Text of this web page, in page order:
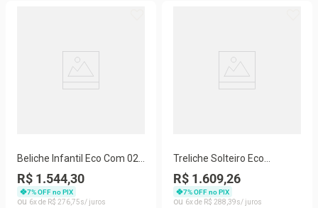
Beliche Infantil Eco Com 02
Gavetas Madeira Maciça
Branco Megamobilia
R$ 1.544,30
7% OFF no PIX
6
R$ 27675
Treliche Solteiro Eco
Madeira Maciça Branco
R$ 1.609,26
7% OFF no PIX
6
R$ 288 39